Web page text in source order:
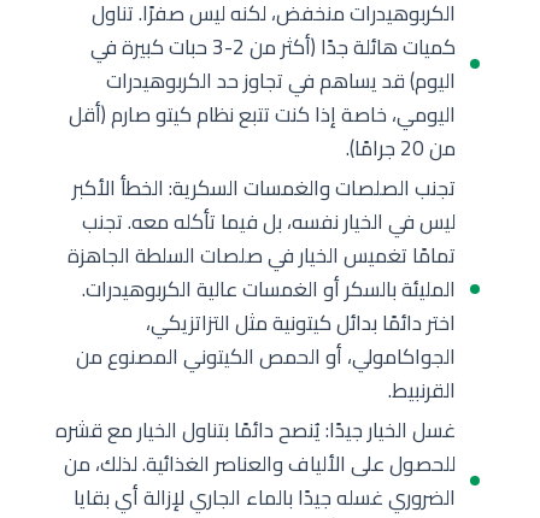
الكربوهيدرات منخفض، لكنه ليس صفرًا. تناول
كميات هائلة جدًا (أكثر من 2-3 حبات كبيرة في
اليوم) قد يساهم في تجاوز حد الكربوهيدرات
اليومي، خاصة إذا كنت تتبع نظام كيتو صارم (أقل
من 20 جرامًا).
تجنب الصلصات والغمسات السكرية: الخطأ الأكبر
ليس في الخيار نفسه، بل فيما تأكله معه. تجنب
تمامًا تغميس الخيار في صلصات السلطة الجاهزة
المليئة بالسكر أو الغمسات عالية الكربوهيدرات.
اختر دائمًا بدائل كيتونية مثل التزاتزيكي،
الجواكامولي، أو الحمص الكيتوني المصنوع من
القرنبيط.
غسل الخيار جيدًا: يُنصح دائمًا بتناول الخيار مع قشره
للحصول على الألياف والعناصر الغذائية. لذلك، من
الضروري غسله جيدًا بالماء الجاري لإزالة أي بقايا